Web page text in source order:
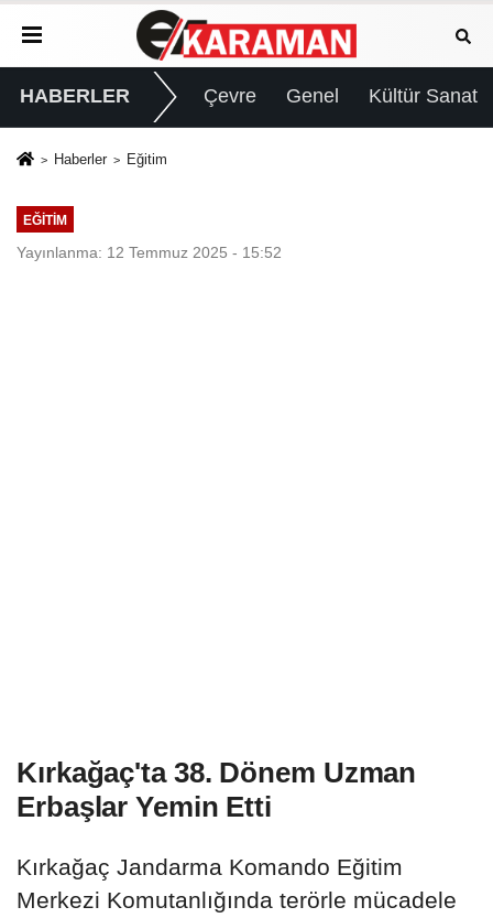
HABERLER Çevre Genel Kültür Sanat
Haberler Eğitim
EĞITIM
Yayınlanma: 12 Temmuz 2025 - 15:52
Kırkağaç'ta 38. Dönem Uzman
Erbaşlar Yemin Etti
Kırkağaç Jandarma Komando Eğitim
Merkezi Komutanlığında terörle mücadele